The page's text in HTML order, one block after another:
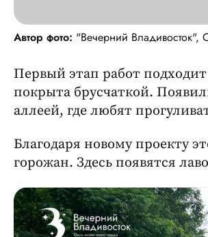
Автор фото: "Вечерний Владивосток",
Первый этап работ
покрыта брусчаткой.
аллеей, где любят
Благодаря новому проекту
горожан. Здесь появятся